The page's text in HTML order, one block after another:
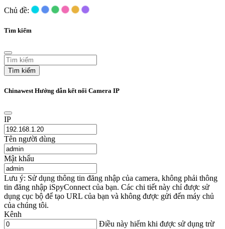
Chủ đề:
Tìm kiếm
Tìm kiếm
Chinawest Hướng dẫn kết nối Camera IP
IP
Tên người dùng
Mật khẩu
Lưu ý: Sử dụng thông tin đăng nhập của camera, không phải thông
tin đăng nhập iSpyConnect của bạn. Các chi tiết này chỉ được sử
dụng cục bộ để tạo URL của bạn và không được gửi đến máy chủ
của chúng tôi.
Kênh
Điều này hiếm khi được sử dụng trừ